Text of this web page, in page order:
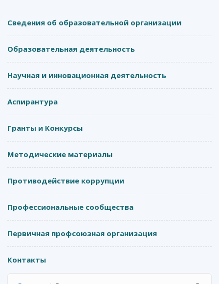
Сведения об образовательной организации
Образовательная деятельность
Научная и инновационная деятельность
Аспирантура
Гранты и Конкурсы
Методические материалы
Противодействие коррупции
Профессиональные сообщества
Первичная профсоюзная организация
Контакты